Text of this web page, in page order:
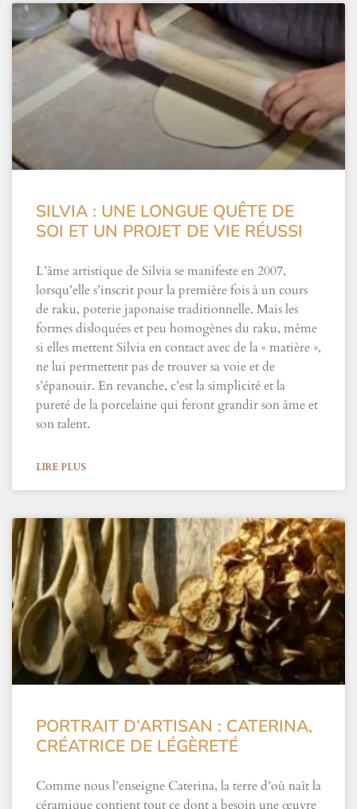
SILVIA : UNE LONGUE QUÊTE DE
SOI ET UN PROJET DE VIE RÉUSSI
L’âme artistique de Silvia se manifeste en 2007,
lorsqu’elle s’inscrit pour la première fois à un cours
de raku, poterie japonaise traditionnelle. Mais les
formes disloquées et peu homogènes du raku, même
si elles mettent Silvia en contact avec de la « matière »,
ne lui permettent pas de trouver sa voie et de
s’épanouir. En revanche, c’est la simplicité et la
pureté de la porcelaine qui feront grandir son âme et
son talent.
LIRE PLUS
PORTRAIT D’ARTISAN : CATERINA,
CRÉATRICE DE LÉGÈRETÉ
Comme nous l’enseigne Caterina, la terre d’où naît la
céramique contient tout ce dont a besoin une œuvre